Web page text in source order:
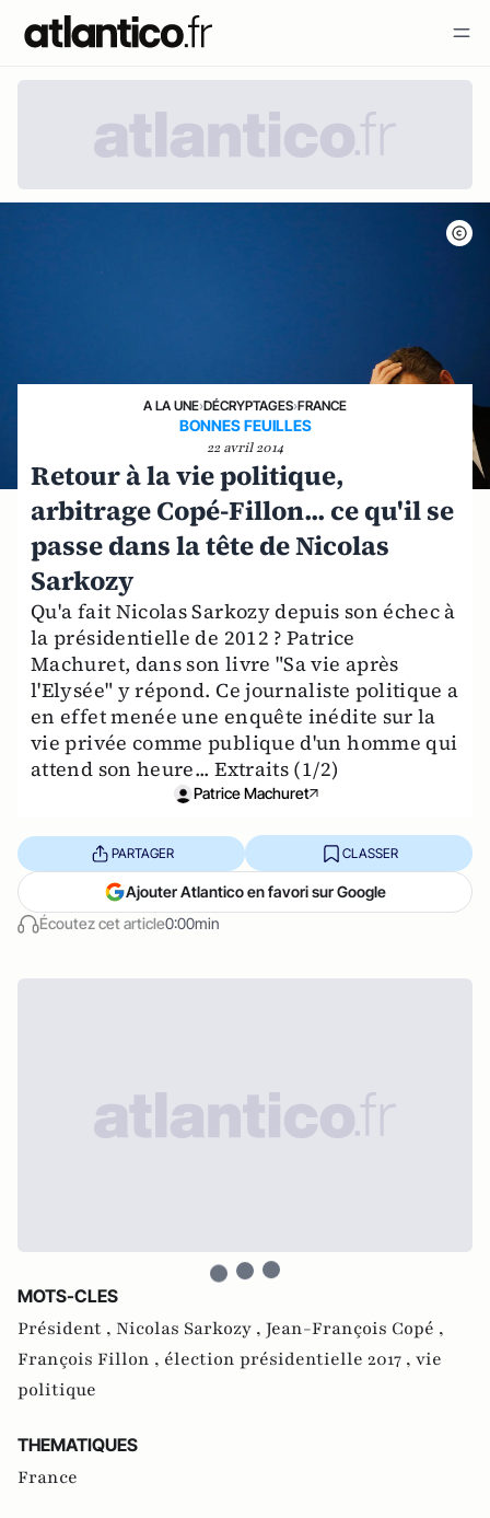
A LA UNE›DÉCRYPTAGES›FRANCE
BONNES FEUILLES
22 avril 2014
Retour à la vie politique,
arbitrage Copé-Fillon... ce qu'il se
passe dans la tête de Nicolas
Sarkozy
Qu'a fait Nicolas Sarkozy depuis son échec à
la présidentielle de 2012 ? Patrice
Machuret, dans son livre "Sa vie après
l'Elysée" y répond. Ce journaliste politique a
en effet menée une enquête inédite sur la
vie privée comme publique d'un homme qui
attend son heure... Extraits (1/2)
Patrice Machuret
Écoutez cet article0:00min
PARTAGER CLASSER
Ajouter Atlantico en favori sur Google
MOTS-CLES
Président , Nicolas Sarkozy , Jean-François Copé ,
François Fillon , élection présidentielle 2017 , vie
politique
THEMATIQUES
France